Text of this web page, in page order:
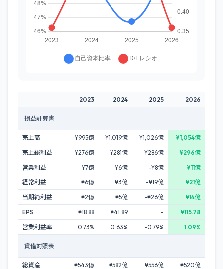
2023 2024 2025 2026
損益計算書
売上高 ¥995億 ¥1,019億 ¥1,026億
¥1,054億
売上総利益
¥276億 ¥281億 ¥286億
¥296億
営業利益
¥7億 ¥6億 -¥8億
¥11億
経常利益
¥6億 ¥3億 -¥19億
¥21億
当期純利益
¥2億 ¥5億 -¥26億
¥14億
EPS
¥18.88 ¥41.89 -
¥115.78
営業利益率
0.73% 0.63% -0.79% 1.09%
貸借対照表
総資産 ¥543億 ¥582億 ¥556億
¥520億